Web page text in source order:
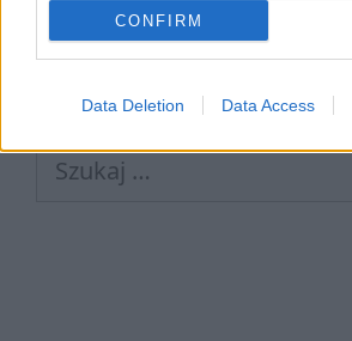
CONFIRM
Data Deletion Data Access
Szukaj: